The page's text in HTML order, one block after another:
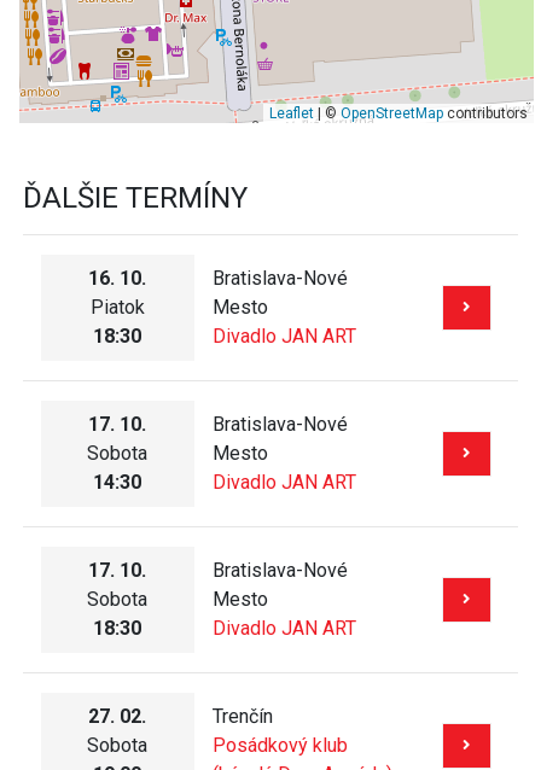
Leaflet| © OpenStreetMapcontributors
ĎALŠIE TERMÍNY
16. 10.
Piatok
18:30
Bratislava-Nové
Mesto
Divadlo JAN ART
17. 10.
Sobota
14:30
Bratislava-Nové
Mesto
Divadlo JAN ART
17. 10.
Sobota
18:30
Bratislava-Nové
Mesto
Divadlo JAN ART
27. 02.
Sobota
Trenčín
Posádkový klub